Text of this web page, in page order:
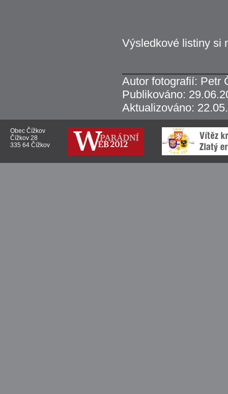
Výsledkové listiny si
Autor fotografií: Petr
Publikováno:
Aktualizováno:
Obec Čížkov
Čížkov 28
335 64 Čížkov